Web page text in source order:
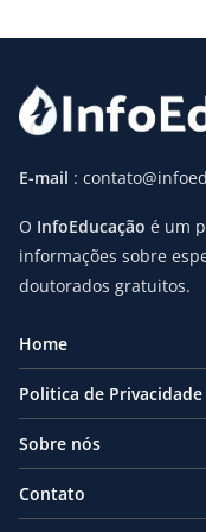
E-mail :
O InfoEducação é um
informações sobre
doutorados gratuitos.
Home
Politica de Privacidade
Sobre nós
Contato